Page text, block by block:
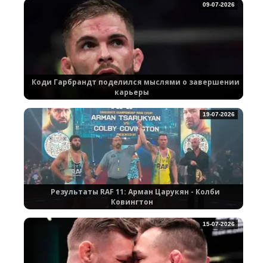
Коди Гарбрандт поделился мыслями о завершении
карьеры
09-07-2026
Результаты RAF 11: Арман Царукян - Колби
Ковингтон
19-07-2026
15-07-2026